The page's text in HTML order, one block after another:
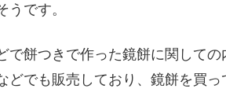
うです。
で餅つきで作った鏡餅に関して
どでも販売しており、鏡餅を買っ